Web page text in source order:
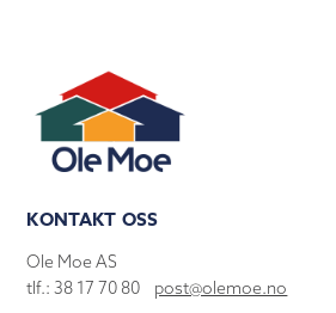
KONTAKT OSS
Ole Moe AS
tlf.: 38 17 70 80 post@olemoe.no